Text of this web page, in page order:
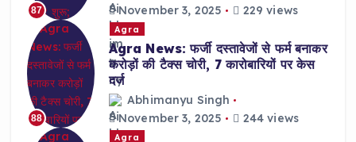
87
November 3, 2025
229 views
88
Agra
Agra News: फर्जी दस्तावेजों से फर्म बनाकर
करोड़ों की टैक्स चोरी, 7 कारोबारियों पर केस
दर्ज
Abhimanyu Singh
November 3, 2025
244 views
Agra